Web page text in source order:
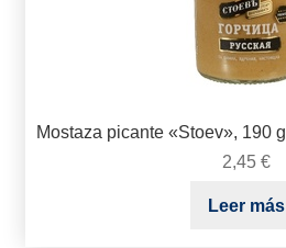
Mostaza picante «Stoev», 190 g
2,45 €
Leer más